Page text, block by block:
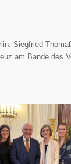
Siegfried
am Bande des